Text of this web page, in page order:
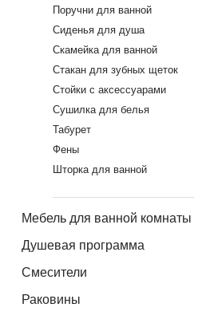
Поручни для ванной
Сиденья для душа
Скамейка для ванной
Стакан для зубных щеток
Стойки с аксессуарами
Сушилка для белья
Табурет
Фены
Шторка для ванной
Мебель для ванной комнаты
Душевая программа
Смесители
Раковины